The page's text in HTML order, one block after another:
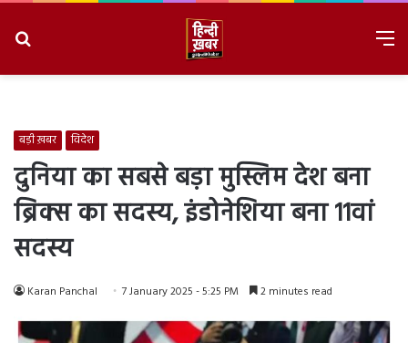
बड़ी ख़बर विदेश
दुनिया का सबसे बड़ा मुस्लिम देश बना
ब्रिक्स का सदस्य, इंडोनेशिया बना 11वां
सदस्य
Karan Panchal 7 January 2025 - 5:25 PM 2 minutes read